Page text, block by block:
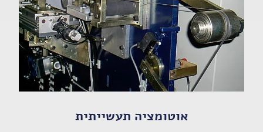
אוטומציה תעשייתית